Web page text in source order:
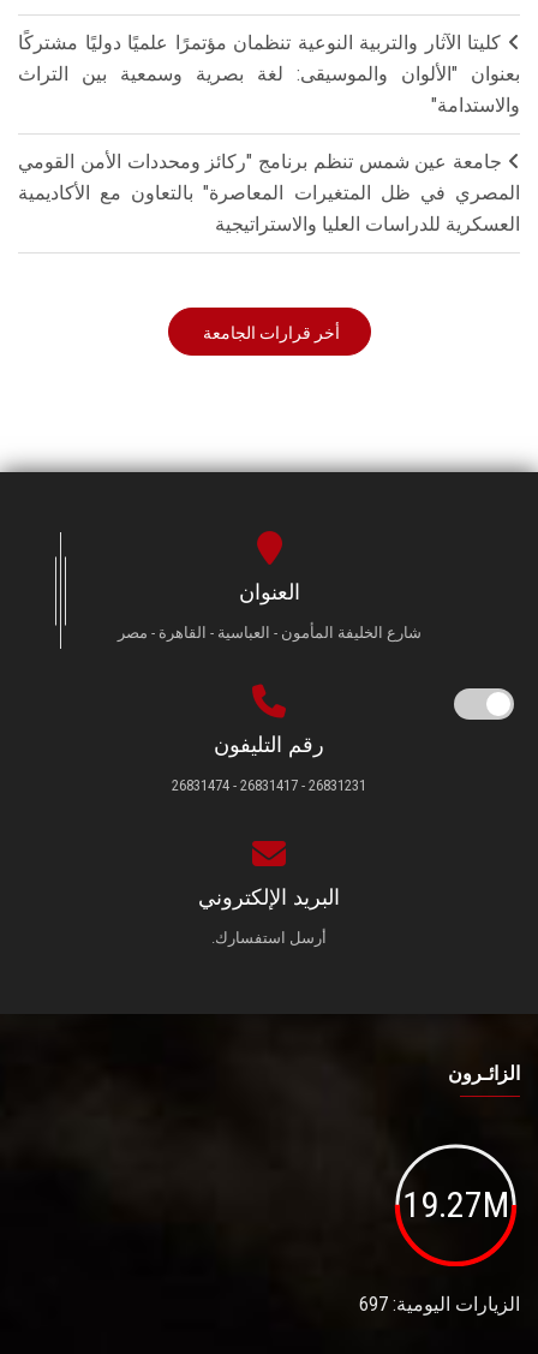
كليتا الآثار والتربية النوعية تنظمان مؤتمرًا علميًا دوليًا مشتركًا
بعنوان "الألوان والموسيقى: لغة بصرية وسمعية بين التراث
والاستدامة"
جامعة عين شمس تنظم برنامج "ركائز ومحددات الأمن القومي
المصري في ظل المتغيرات المعاصرة" بالتعاون مع الأكاديمية
العسكرية للدراسات العليا والاستراتيجية
أخر قرارات الجامعة
العنوان
شارع الخليفة المأمون - العباسية - القاهرة - مصر
رقم التليفون
26831231 - 26831417 - 26831474
البريد الإلكتروني
أرسل استفسارك.
الزائـرون
19.27M
الزيارات اليومية: 697